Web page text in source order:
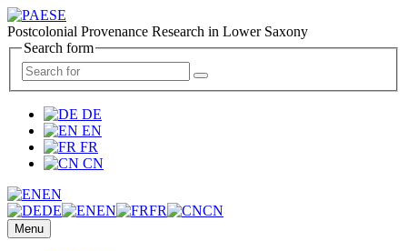
Postcolonial Provenance Research in Lower Saxony
Search form
DE
EN
FR
CN
EN
DE
EN FR CN
Menu